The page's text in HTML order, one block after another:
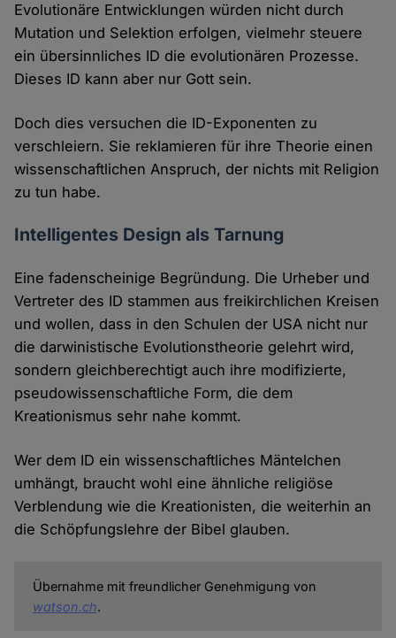
Evolutionäre Entwicklungen würden nicht durch
Mutation und Selektion erfolgen, vielmehr steuere
ein übersinnliches ID die evolutionären Prozesse.
Dieses ID kann aber nur Gott sein.
Doch dies versuchen die ID-Exponenten zu
verschleiern. Sie reklamieren für ihre Theorie einen
wissenschaftlichen Anspruch, der nichts mit Religion
zu tun habe.
Intelligentes Design als Tarnung
Eine fadenscheinige Begründung. Die Urheber und
Vertreter des ID stammen aus freikirchlichen Kreisen
und wollen, dass in den Schulen der USA nicht nur
die darwinistische Evolutionstheorie gelehrt wird,
sondern gleichberechtigt auch ihre modifizierte,
pseudowissenschaftliche Form, die dem
Kreationismus sehr nahe kommt.
Wer dem ID ein wissenschaftliches Mäntelchen
umhängt, braucht wohl eine ähnliche religiöse
Verblendung wie die Kreationisten, die weiterhin an
die Schöpfungslehre der Bibel glauben.
Übernahme mit freundlicher Genehmigung von
watson.ch.